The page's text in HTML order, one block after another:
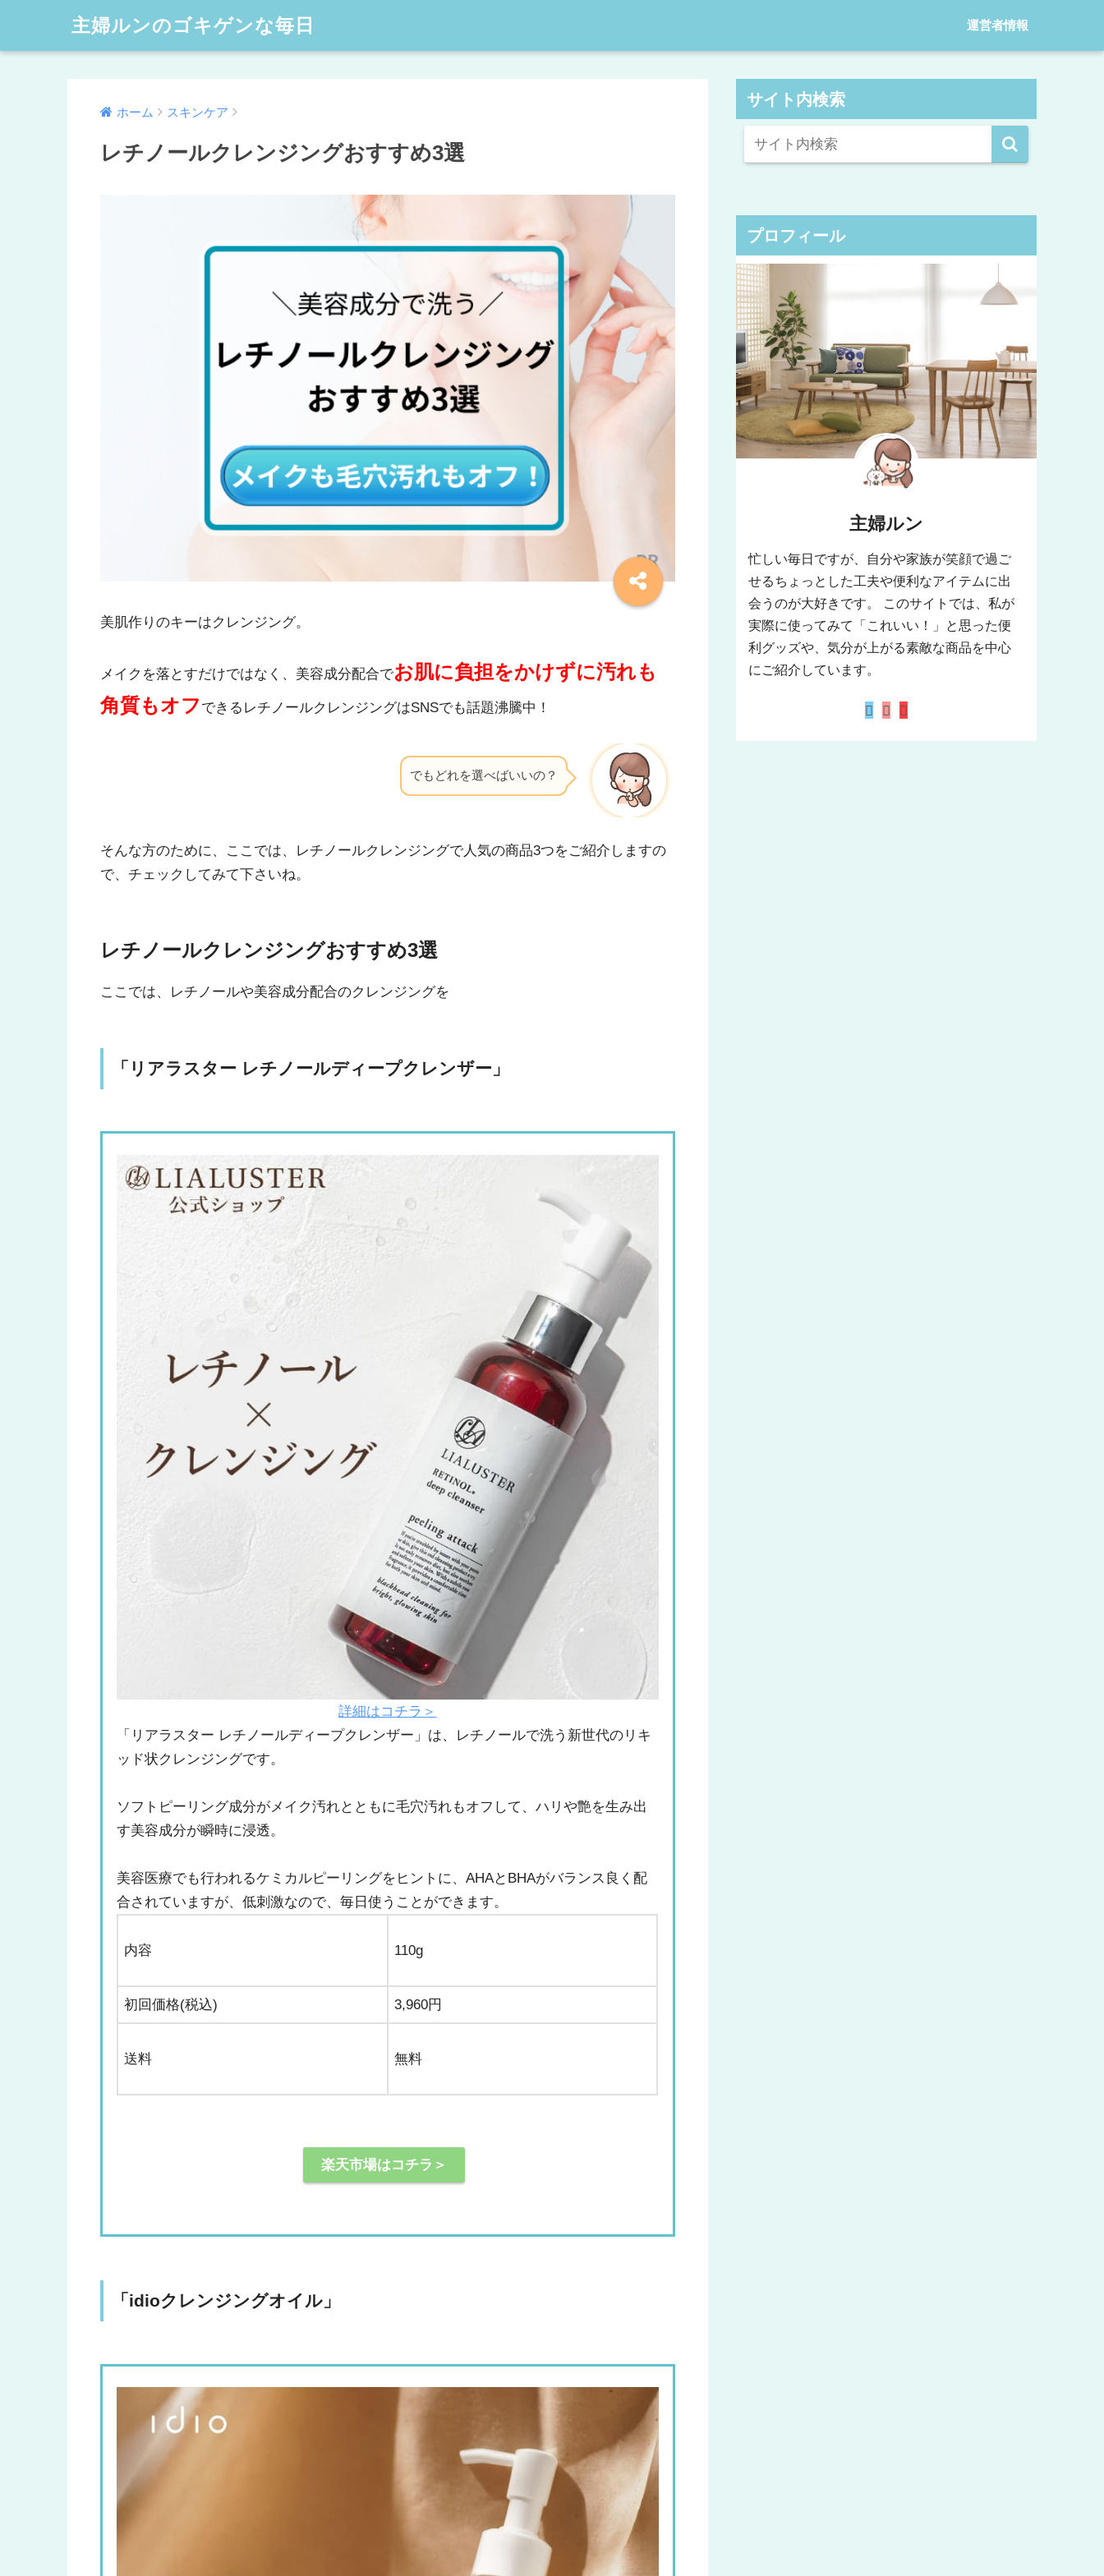
主婦ルンのゴキゲンな毎日 運営者情報
ホーム スキンケア
レチノールクレンジングおすすめ3選
美肌作りのキーはクレンジング。
メイクを落とすだけではなく、美容成分配合でお肌に負担をかけずに汚れも
角質もオフ できるレチノールクレンジングはSNSでも話題沸騰中！
でもどれを選べばいいの？
そんな方のために、ここでは、レチノールクレンジングで人気の商品3つをご紹介しますの
で、チェックしてみて下さいね。
レチノールクレンジングおすすめ3選
ここでは、レチノールや美容成分配合のクレンジングを
「リアラスター レチノールディープクレンザー」
詳細はコチラ＞
「リアラスター レチノールディープクレンザー」は、レチノールで洗う新世代のリキ
ッド状クレンジングです。
ソフトピーリング成分がメイク汚れとともに毛穴汚れもオフして、ハリや艶を生み出
す美容成分が瞬時に浸透。
美容医療でも行われるケミカルピーリングをヒントに、AHAとBHAがバランス良く配
合されていますが、低刺激なので、毎日使うことができます。
内容 110g
初回価格(税込) 3,960円
送料 無料
楽天市場はコチラ＞
「idioクレンジングオイル」
サイト内検索
プロフィール
主婦ルン
忙しい毎日ですが、自分や家族が笑顔で過ご
せるちょっとした工夫や便利なアイテムに出
会うのが大好きです。 このサイトでは、私が
実際に使ってみて「これいい！」と思った便
利グッズや、気分が上がる素敵な商品を中心
にご紹介しています。